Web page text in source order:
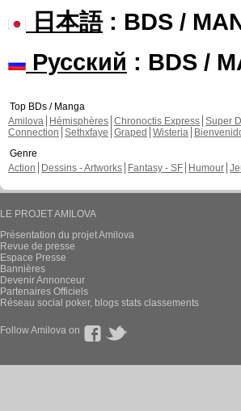
日本語: BDS /
Русский : BDS /
Top BDs / Manga
Amilova
Hémisphères Chronoctis Express Super
Connection Sethxfaye Graped Wisteria
Genre
Action
Dessins - Artworks Fantasy - SF Humour
LE PROJET AMILOVA
Présentation du projet Amilova
Revue de presse
Espace Presse
Bannières
Devenir Annonceur
Partenaires Officiels
Réseau social poker, blogs stats classements
Follow Amilova on